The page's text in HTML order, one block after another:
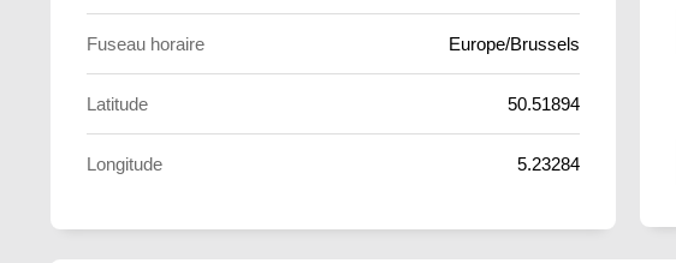
Fuseau horaire Europe/Brussels
Latitude 50.51894
Longitude 5.23284